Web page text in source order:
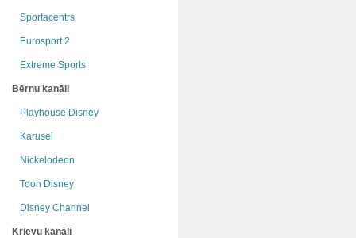
Sportacentrs
Eurosport 2
Extreme Sports
Bērnu kanāli
Playhouse Disney
Karusel
Nickelodeon
Toon Disney
Disney Channel
Krievu kanāli